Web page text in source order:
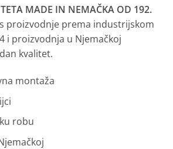
MADE IN NEMAČKA OD 192.
proizvodnje prema industrijskom
i proizvodnja u Njemačkoj
kvalitet.
montaža
robu